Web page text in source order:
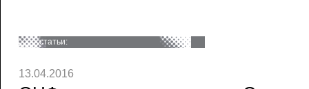
статьи:
13.04.2016